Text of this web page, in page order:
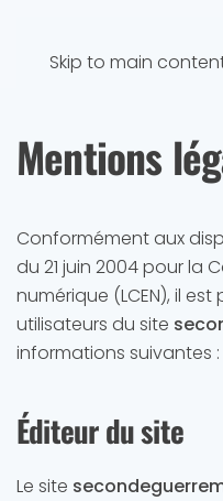
Skip to main
Mentions
Conformément aux
du 21 juin 2004 pour la
numérique (LCEN), il
utilisateurs du site
informations suivantes :
Éditeur du site
Le site